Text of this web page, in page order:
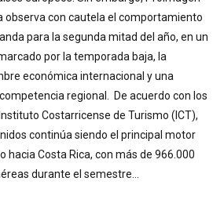
observa con cautela el comportamiento
para la segunda mitad del año, en un
por la temporada baja, la
económica internacional y una
regional. De acuerdo con los
Costarricense de Turismo (ICT),
continúa siendo el principal motor
hacia Costa Rica, con más de 966.000
durante el semestre…